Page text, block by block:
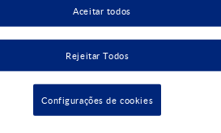
Brinde de boas-
vindas
Ferramentas
úteis
Rejeitar Todos
Aceitar todos
Configurações de cookies